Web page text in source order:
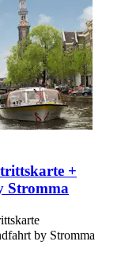
+
Stromma
by Stromma